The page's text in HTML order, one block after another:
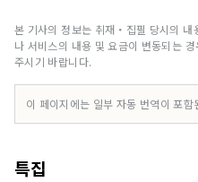
진흥을 도모함으
제의 발전에 기여
본 기사의 정보는 취재・집필 당시의
나 서비스의 내용 및 요금이 변동되는
주시기 바랍니다.
이 페이지에는 일부 자동 번역이 포함
특집